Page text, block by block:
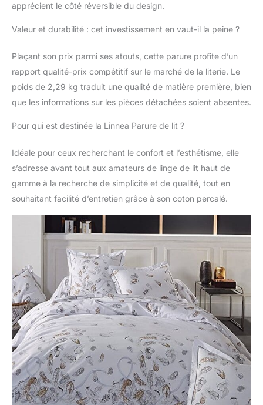
apprécient le côté réversible du design.
Valeur et durabilité : cet investissement en vaut-il la peine ?
Plaçant son prix parmi ses atouts, cette parure profite d’un
rapport qualité-prix compétitif sur le marché de la literie. Le
poids de 2,29 kg traduit une qualité de matière première, bien
que les informations sur les pièces détachées soient absentes.
Pour qui est destinée la Linnea Parure de lit ?
Idéale pour ceux recherchant le confort et l’esthétisme, elle
s’adresse avant tout aux amateurs de linge de lit haut de
gamme à la recherche de simplicité et de qualité, tout en
souhaitant facilité d’entretien grâce à son coton percalé.